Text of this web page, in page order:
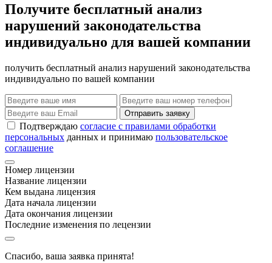
Получите бесплатный анализ
нарушений законодательства
индивидуально для вашей компании
получить бесплатный анализ нарушений законодательства
индивидуально по вашей компании
Отправить заявку
Подтверждаю согласие с правилами обработки
персональных данных и принимаю пользовательское
соглашение
Номер лицензии
Название лицензии
Кем выдана лицензия
Дата начала лицензии
Дата окончания лицензии
Последние изменения по лецензии
Спасибо, ваша заявка принята!